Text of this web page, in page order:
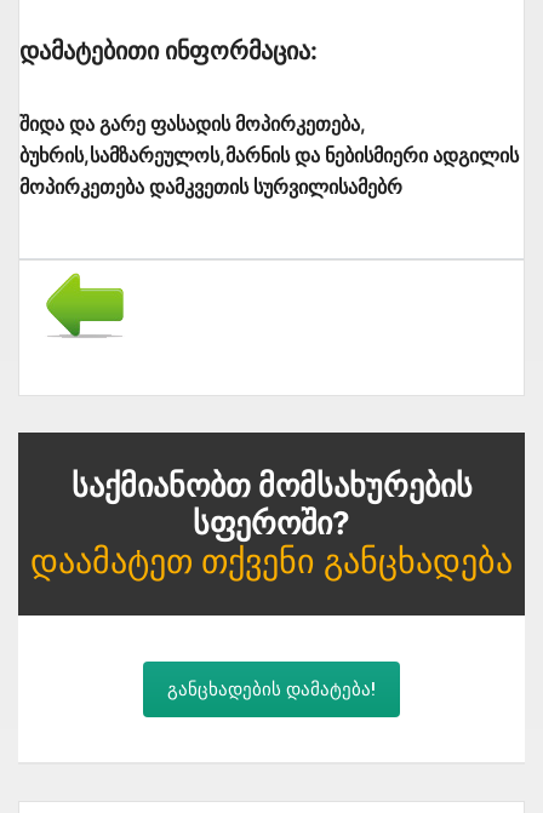
Დამატებითი Ინფორმაცია:
შიდა და გარე ფასადის მოპირკეთება,
ბუხრის,სამზარეულოს,მარნის და ნებისმიერი ადგილის
მოპირკეთება დამკვეთის სურვილისამებრ
Საქმიანობთ Მომსახურების
Სფეროში?
Დაამატეთ Თქვენი Განცხადება
განცხადების დამატება!